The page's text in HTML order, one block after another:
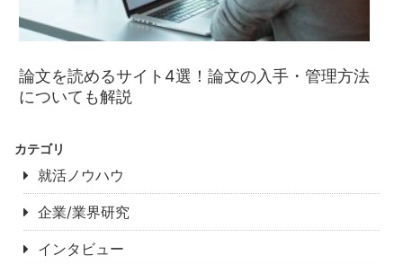
論文を読めるサイト4選！論文の入手・管理方法
についても解説
カテゴリ
就活ノウハウ
企業/業界研究
インタビュー